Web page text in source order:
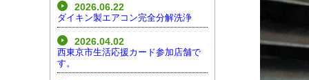
2026.06.22
ダイキン製エアコン完全分解洗浄
2026.04.02
西東京市生活応援カード参加店舗で
す。